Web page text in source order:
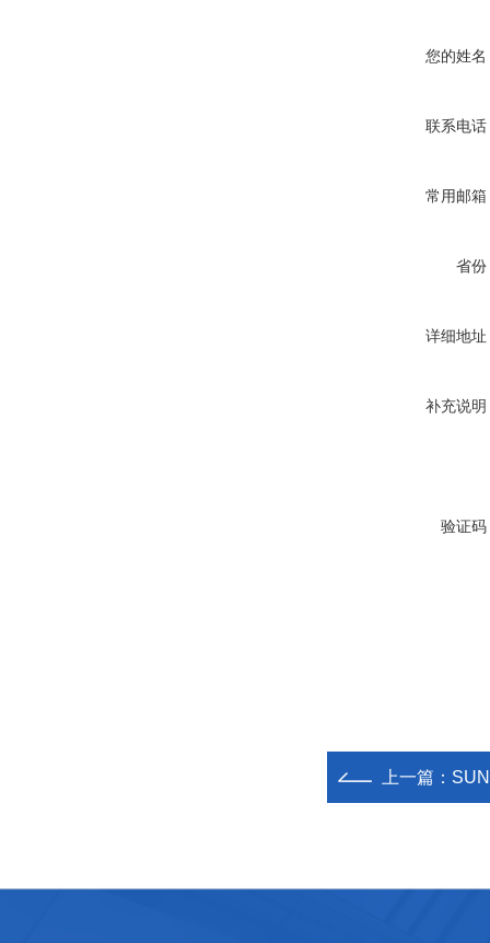
您的姓名
联系电话
常用邮箱
省份
详细地址
补充说明
验证码
上一篇：